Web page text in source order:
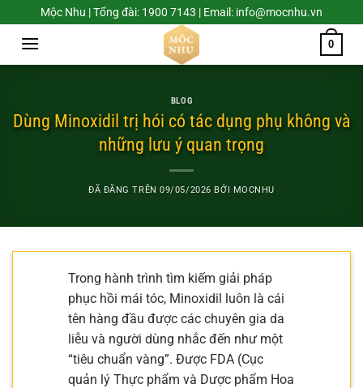
Chuyển
đến
dung
Mộc Nhu | Tổng đài: 1900 7143 | Email: info@mocnhu.vn
0
BLOG
Dùng Minoxidil trị hói có tác dụng phụ không và
những lưu ý quan trọng
ĐÃ ĐĂNG TRÊN09/05/2026 BỞI MOCNHU
Trong hành trình tìm kiếm giải pháp
phục hồi mái tóc, Minoxidil luôn là cái
tên hàng đầu được các chuyên gia da
liễu và người dùng nhắc đến như một
“tiêu chuẩn vàng”. Được FDA (Cục
quản lý Thực phẩm và Dược phẩm Hoa